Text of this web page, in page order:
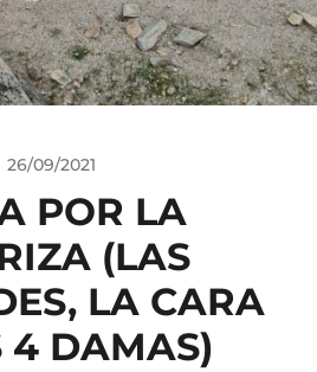
26/09/2021
POR LA
(LAS
LA CARA
4 DAMAS)